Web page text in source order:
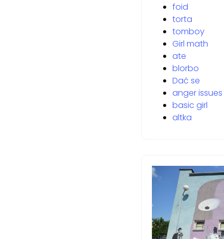
foid
torta
tomboy
Girl math
ate
blorbo
Dać se
anger issues
basic girl
altka